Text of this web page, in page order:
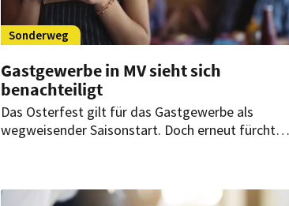
Sonderweg
Gastgewerbe in MV sieht sich
benachteiligt
Das Osterfest gilt für das Gastgewerbe als
wegweisender Saisonstart. Doch erneut fürchtet